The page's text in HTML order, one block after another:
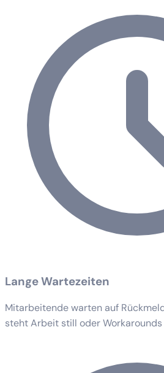
Lange Wartezeiten
Mitarbeitende warten auf
steht Arbeit still oder Workarounds